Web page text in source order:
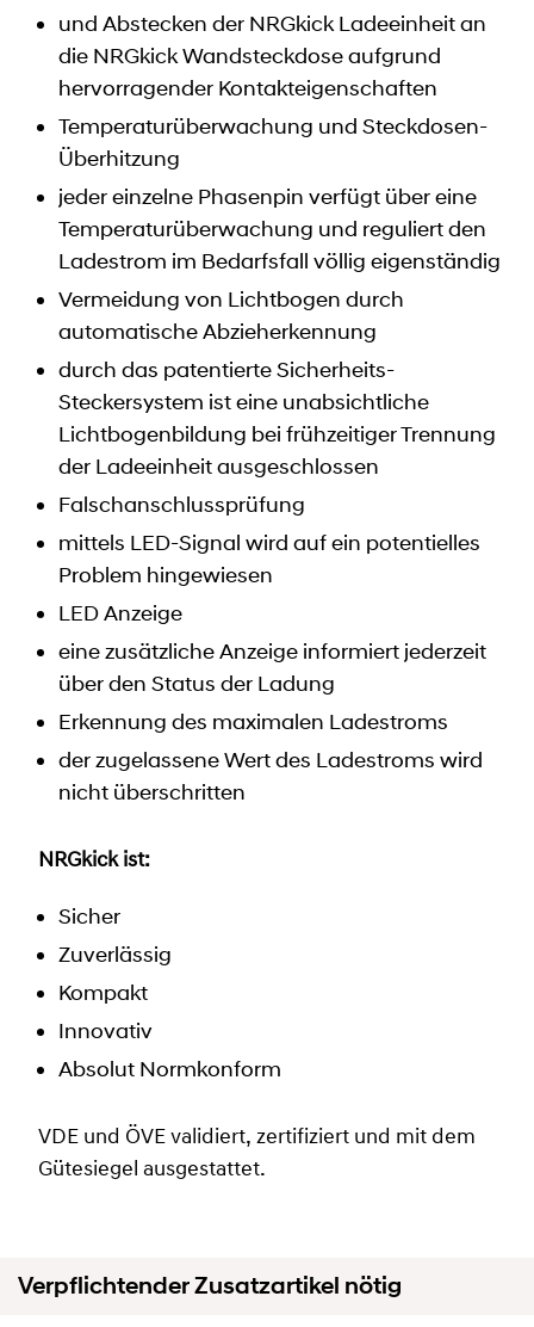
und Abstecken der NRGkick Ladeeinheit an
die NRGkick Wandsteckdose aufgrund
hervorragender Kontakteigenschaften
Temperaturüberwachung und Steckdosen-
Überhitzung
jeder einzelne Phasenpin verfügt über eine
Temperaturüberwachung und reguliert den
Ladestrom im Bedarfsfall völlig eigenständig
Vermeidung von Lichtbogen durch
automatische Abzieherkennung
durch das patentierte Sicherheits-
Steckersystem ist eine unabsichtliche
Lichtbogenbildung bei frühzeitiger Trennung
der Ladeeinheit ausgeschlossen
Falschanschlussprüfung
mittels LED-Signal wird auf ein potentielles
Problem hingewiesen
LED Anzeige
eine zusätzliche Anzeige informiert jederzeit
über den Status der Ladung
Erkennung des maximalen Ladestroms
der zugelassene Wert des Ladestroms wird
nicht überschritten
NRGkick ist:
Sicher
Zuverlässig
Kompakt
Innovativ
Absolut Normkonform
VDE und ÖVE validiert, zertifiziert und mit dem
Gütesiegel ausgestattet.
Verpflichtender Zusatzartikel nötig